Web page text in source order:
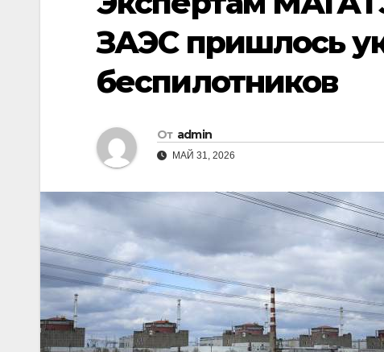
ЗАЭС пришлось
беспилотников
От admin
МАЙ 31, 2026